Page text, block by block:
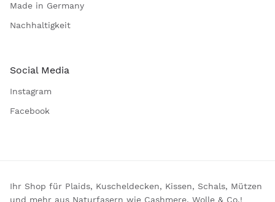
Made in Germany
Nachhaltigkeit
Social Media
Instagram
Facebook
Ihr Shop für Plaids, Kuscheldecken, Kissen, Schals, Mützen
und mehr aus Naturfasern wie Cashmere, Wolle & Co.!